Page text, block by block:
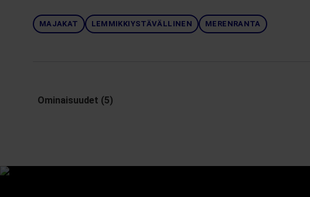
MAJAKAT LEMMIKKIYSTÄVÄLLINEN MERENRANTA
Ominaisuudet (5)